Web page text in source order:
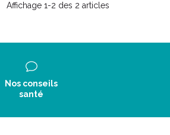
Affichage 1-2 des 2 articles
Nos conseils
santé